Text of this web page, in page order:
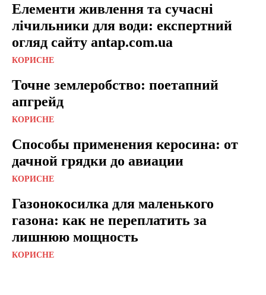
Елементи живлення та сучасні
лічильники для води: експертний
огляд сайту antap.com.ua
КОРИСНЕ
Точне землеробство: поетапний
апгрейд
КОРИСНЕ
Способы применения керосина: от
дачной грядки до авиации
КОРИСНЕ
Газонокосилка для маленького
газона: как не переплатить за
лишнюю мощность
КОРИСНЕ